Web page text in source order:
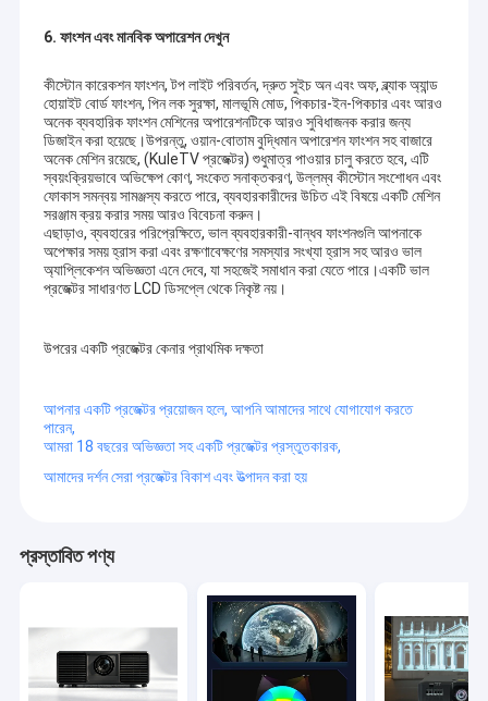
বড় ভেন্যু প্রজেক্টর
ডিএলপি লেজার প্রজেক্টর
3D ম্যাপিং প্রজেক্টর
চার্চ ভিডিও প্রজেক্টর
শিক্ষাগত প্রজেক্টর
হোম থিয়েটার প্রজেক্টর
পোর্টেবল LED প্রজেক্টর
আউটডোর প্রজেক্টর বক্স
প্রজেক্টর লেন্স
প্রজেক্টর সিলিং মাউন্ট
6. ফাংশন এবং মানবিক অপারেশন দেখুন
কীস্টোন কারেকশন ফাংশন, টপ লাইট পরিবর্তন, দ্রুত সুইচ অন এবং অফ, ব্ল্যাক অ্যান্ড
হোয়াইট বোর্ড ফাংশন, পিন লক সুরক্ষা, মালভূমি মোড, পিকচার-ইন-পিকচার এবং আরও
অনেক ব্যবহারিক ফাংশন মেশিনের অপারেশনটিকে আরও সুবিধাজনক করার জন্য
ডিজাইন করা হয়েছে।উপরন্তু, ওয়ান-বোতাম বুদ্ধিমান অপারেশন ফাংশন সহ বাজারে
অনেক মেশিন রয়েছে, (KuleTV প্রজেক্টর) শুধুমাত্র পাওয়ার চালু করতে হবে, এটি
স্বয়ংক্রিয়ভাবে অভিক্ষেপ কোণ, সংকেত সনাক্তকরণ, উল্লম্ব কীস্টোন সংশোধন এবং
ফোকাস সমন্বয় সামঞ্জস্য করতে পারে, ব্যবহারকারীদের উচিত এই বিষয়ে একটি মেশিন
সরঞ্জাম ক্রয় করার সময় আরও বিবেচনা করুন।
এছাড়াও, ব্যবহারের পরিপ্রেক্ষিতে, ভাল ব্যবহারকারী-বান্ধব ফাংশনগুলি আপনাকে
অপেক্ষার সময় হ্রাস করা এবং রক্ষণাবেক্ষণের সমস্যার সংখ্যা হ্রাস সহ আরও ভাল
অ্যাপ্লিকেশন অভিজ্ঞতা এনে দেবে, যা সহজেই সমাধান করা যেতে পারে।একটি ভাল
প্রজেক্টর সাধারণত LCD ডিসপ্লে থেকে নিকৃষ্ট নয়।
উপরের একটি প্রজেক্টর কেনার প্রাথমিক দক্ষতা
আপনার একটি প্রজেক্টর প্রয়োজন হলে, আপনি আমাদের সাথে যোগাযোগ করতে
পারেন,
আমরা 18 বছরের অভিজ্ঞতা সহ একটি প্রজেক্টর প্রস্তুতকারক,
আমাদের দর্শন সেরা প্রজেক্টর বিকাশ এবং উত্পাদন করা হয়
প্রস্তাবিত পণ্য